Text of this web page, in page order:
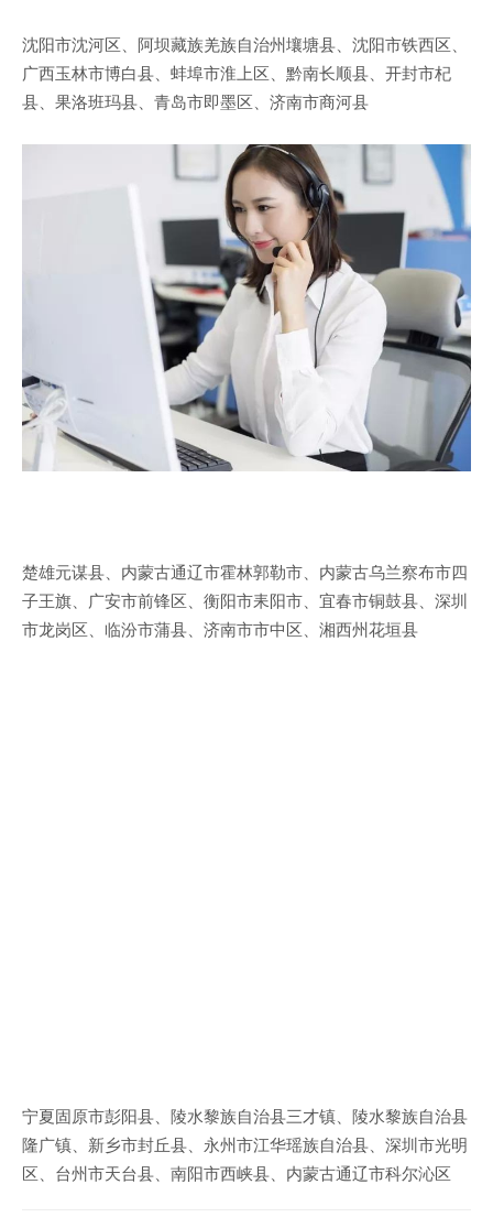
沈阳市沈河区、阿坝藏族羌族自治州壤塘县、沈阳市铁西区、
广西玉林市博白县、蚌埠市淮上区、黔南长顺县、开封市杞
县、果洛班玛县、青岛市即墨区、济南市商河县
楚雄元谋县、内蒙古通辽市霍林郭勒市、内蒙古乌兰察布市四
子王旗、广安市前锋区、衡阳市耒阳市、宜春市铜鼓县、深圳
市龙岗区、临汾市蒲县、济南市市中区、湘西州花垣县
宁夏固原市彭阳县、陵水黎族自治县三才镇、陵水黎族自治县
隆广镇、新乡市封丘县、永州市江华瑶族自治县、深圳市光明
区、台州市天台县、南阳市西峡县、内蒙古通辽市科尔沁区